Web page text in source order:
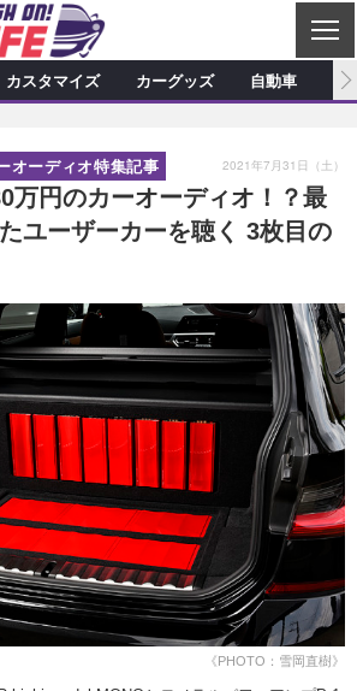
C
L
S
E
ショップ訪問記
ース デモカー製作記
事 カスタマイズ新製品情報
ス
事 カーグッズ新製品情報
ス
カスタマイズ カーグッズ 自動車
万円のカーオーディオ！？最
ユーザーカーを聴く 3枚目の
オーディオ特集記事 2021年7月31日（土）
《PHOTO：雪岡直樹》